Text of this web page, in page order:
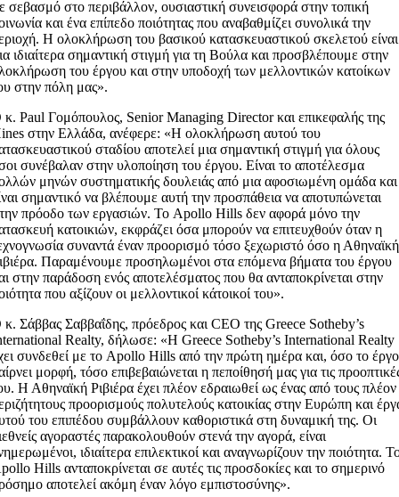
σεβασμό στο περιβάλλον, ουσιαστική συνεισφορά στην τοπική
και ένα επίπεδο ποιότητας που αναβαθμίζει συνολικά την
Η ολοκλήρωση του βασικού κατασκευαστικού σκελετού είναι
ιδιαίτερα σημαντική στιγμή για τη Βούλα και προσβλέπουμε στην
του έργου και στην υποδοχή των μελλοντικών κατοίκων
στην πόλη μας».
Paul Γομόπουλος, Senior Managing Director και επικεφαλής της
στην Ελλάδα, ανέφερε: «Η ολοκλήρωση αυτού του
σταδίου αποτελεί μια σημαντική στιγμή για όλους
συνέβαλαν στην υλοποίηση του έργου. Είναι το αποτέλεσμα
μηνών συστηματικής δουλειάς από μια αφοσιωμένη ομάδα και
σημαντικό να βλέπουμε αυτή την προσπάθεια να αποτυπώνεται
πρόοδο των εργασιών. Το Apollo Hills δεν αφορά μόνο την
κατοικιών, εκφράζει όσα μπορούν να επιτευχθούν όταν η
συναντά έναν προορισμό τόσο ξεχωριστό όσο η Αθηναϊκή
Παραμένουμε προσηλωμένοι στα επόμενα βήματα του έργου
στην παράδοση ενός αποτελέσματος που θα ανταποκρίνεται στην
που αξίζουν οι μελλοντικοί κάτοικοί του».
Σάββας Σαββαΐδης, πρόεδρος και CEO της Greece Sotheby’s
Realty, δήλωσε: «Η Greece Sotheby’s International Realty
συνδεθεί με το Apollo Hills από την πρώτη ημέρα και, όσο το έργο
μορφή, τόσο επιβεβαιώνεται η πεποίθησή μας για τις
Η Αθηναϊκή Ριβιέρα έχει πλέον εδραιωθεί ως ένας από τους πλέον
προορισμούς πολυτελούς κατοικίας στην Ευρώπη και
του επιπέδου συμβάλλουν καθοριστικά στη δυναμική της. Οι
αγοραστές παρακολουθούν στενά την αγορά, είναι
ιδιαίτερα επιλεκτικοί και αναγνωρίζουν την ποιότητα.
Hills ανταποκρίνεται σε αυτές τις προσδοκίες και το σημερινό
αποτελεί ακόμη έναν λόγο εμπιστοσύνης».